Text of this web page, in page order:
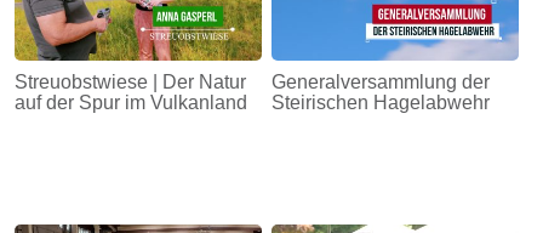
Streuobstwiese | Der Natur
auf der Spur im Vulkanland
Generalversammlung der
Steirischen Hagelabwehr